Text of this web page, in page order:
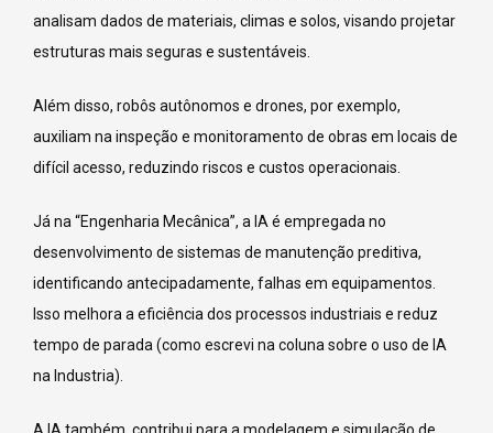
analisam dados de materiais, climas e solos, visando projetar
estruturas mais seguras e sustentáveis.
Além disso, robôs autônomos e drones, por exemplo,
auxiliam na inspeção e monitoramento de obras em locais de
difícil acesso, reduzindo riscos e custos operacionais.
Já na “Engenharia Mecânica”, a IA é empregada no
desenvolvimento de sistemas de manutenção preditiva,
identificando antecipadamente, falhas em equipamentos.
Isso melhora a eficiência dos processos industriais e reduz
tempo de parada (como escrevi na coluna sobre o uso de IA
na Industria).
A IA também, contribui para a modelagem e simulação de